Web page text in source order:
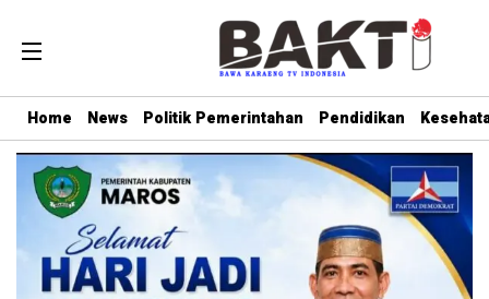
Home News Politik Pemerintahan Pendidikan